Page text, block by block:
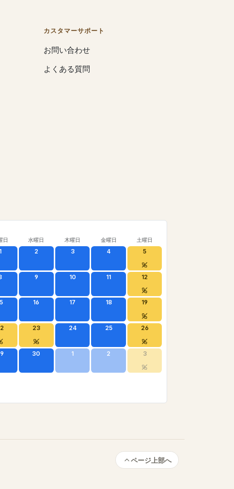
カスタマーサポート
お問い合わせ
よくある質問
日 水曜日 木曜日 金曜日 土曜日
1 2 3 4 5
9 10 11 12
16 17 18 19
23 24 25 26
30 1 2 3
ページ上部へ